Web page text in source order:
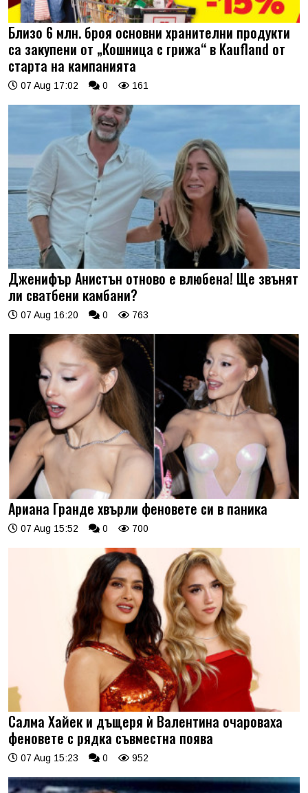
Близо 6 млн. броя основни хранителни продукти
са закупени от „Кошница с грижа“ в Kaufland от
старта на кампанията
07 Aug 17:02 0 161
Дженифър Анистън отново е влюбена! Ще звънят
ли сватбени камбани?
07 Aug 16:20 0 763
Ариана Гранде хвърли феновете си в паника
07 Aug 15:52 0 700
Салма Хайек и дъщеря ѝ Валентина очароваха
феновете с рядка съвместна поява
07 Aug 15:23 0 952